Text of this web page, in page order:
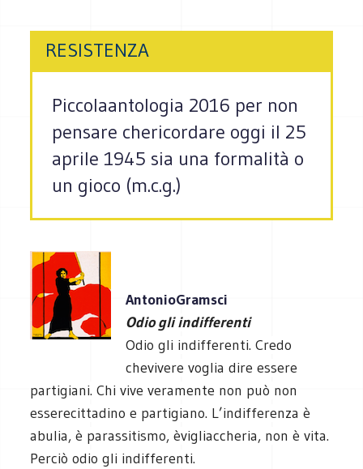
RESISTENZA
Piccolaantologia 2016 per non
pensare chericordare oggi il 25
aprile 1945 sia una formalità o
un gioco (m.c.g.)
AntonioGramsci
Odio gli indifferenti
Odio gli indifferenti. Credo
chevivere voglia dire essere
partigiani. Chi vive veramente non può non
esserecittadino e partigiano. L’indifferenza è
abulia, è parassitismo, èvigliaccheria, non è vita.
Perciò odio gli indifferenti.